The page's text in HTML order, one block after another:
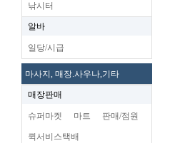
낚시터
알바
일당/시급
마사지, 매장.사우나,기타
매장판매
슈퍼마켓 마트 판매/점원
퀵서비스택배